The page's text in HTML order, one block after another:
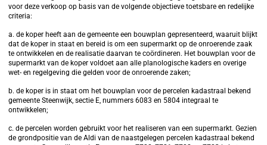
voor deze verkoop op basis van de volgende objectieve toetsbare en redelijke
criteria:
a. de koper heeft aan de gemeente een bouwplan gepresenteerd, waaruit blijkt
dat de koper in staat en bereid is om een supermarkt op de onroerende zaak
te ontwikkelen en de realisatie daarvan te coördineren. Het bouwplan voor de
supermarkt van de koper voldoet aan alle planologische kaders en overige
wet- en regelgeving die gelden voor de onroerende zaken;
b. de koper is in staat om het bouwplan voor de percelen kadastraal bekend
gemeente Steenwijk, sectie E, nummers 6083 en 5804 integraal te
ontwikkelen;
c. de percelen worden gebruikt voor het realiseren van een supermarkt. Gezien
de grondpositie van de Aldi van de naastgelegen percelen kadastraal bekend